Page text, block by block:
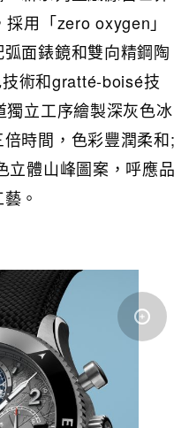
用「zero oxygen」
面錶鏡和雙向精鋼陶
術和gratté-boisé技
立工序繪製深灰色冰
時間，色彩豐潤柔和;
立體山峰圖案，呼應品
。